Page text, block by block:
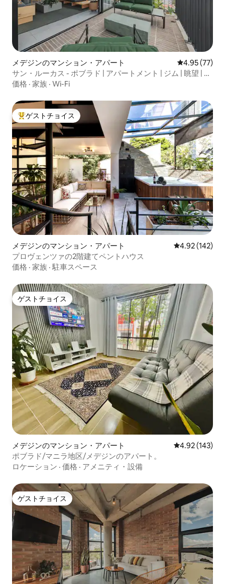
メデジンのマンション・アパート レビュー77
4.95 (77)
サン・ルーカス - ポブラド | アパートメント | ジム | 眺望 | プ
ール
価格 · 家族 · Wi-Fi
大好評のゲストチョイスです。
ゲストチョイス
メデジンのマンション・アパート レビュー142
4.92 (142)
プロヴェンツァの2階建てペントハウス
価格 · 家族 · 駐車スペース
ゲストチョイス
ゲストチョイス
メデジンのマンション・アパート レビュー143
4.92 (143)
ポブラド/マニラ地区/メデジンのアパート。
ロケーション · 価格 · アメニティ・設備
ゲストチョイス
ゲストチョイス